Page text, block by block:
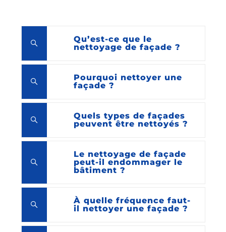
Qu’est-ce que le
nettoyage de façade ?
Pourquoi nettoyer une
façade ?
Quels types de façades
peuvent être nettoyés ?
Le nettoyage de façade
peut-il endommager le
bâtiment ?
À quelle fréquence faut-
il nettoyer une façade ?